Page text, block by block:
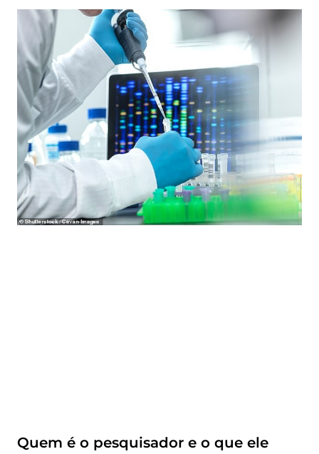
Quem é o pesquisador e o que ele